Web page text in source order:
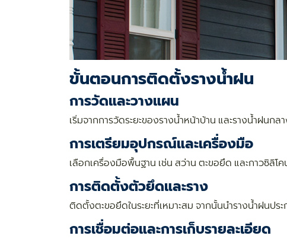
ขั้นตอนการติดตั้งรางน้ำฝน
การวัดและวางแผน
เริ่มจากการวัดระยะของรางน้ำหน้าบ้าน และรางน้ำฝน
การเตรียมอุปกรณ์และเครื่องมือ
เลือกเครื่องมือพื้นฐาน เช่น สว่าน ตะขอยึด และกาวซิลิ
การติดตั้งตัวยึดและราง
ติดตั้งตะขอยึดในระยะที่เหมาะสม จากนั้นนำรางน้ำฝนปร
การเชื่อมต่อและการเก็บรายละเอียด